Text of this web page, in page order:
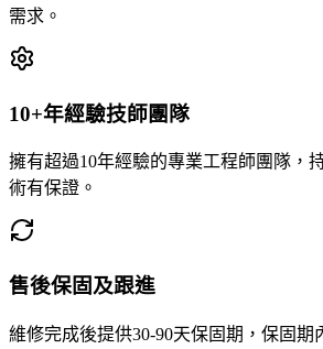
需求。
10+年經驗技師團隊
擁有超過10年經驗的專業工程師團隊，
術有保證。
售後保固及跟進
維修完成後提供30-90天保固期，保固期